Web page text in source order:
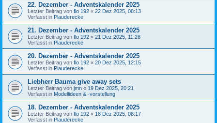
22. Dezember - Adventskalender 2025
Letzter Beitrag von flo 192 « 22 Dez 2025, 08:13
Verfasst in Plauderecke
21. Dezember - Adventskalender 2025
Letzter Beitrag von flo 192 « 21 Dez 2025, 11:26
Verfasst in Plauderecke
20. Dezember - Adventskalender 2025
Letzter Beitrag von flo 192 « 20 Dez 2025, 12:15
Verfasst in Plauderecke
Liebherr Bauma give away sets
Letzter Beitrag von jmn « 19 Dez 2025, 20:21
Verfasst in Modellideen & -vorstellung
18. Dezember - Adventskalender 2025
Letzter Beitrag von flo 192 « 18 Dez 2025, 08:17
Verfasst in Plauderecke